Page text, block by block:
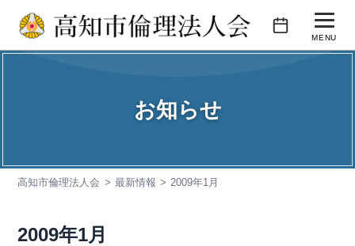
テ
キ
MENU
入会のご案内
お問い合わせ
お知らせ
高知市倫理法人会 最新情報 2009年1月
2009年1月